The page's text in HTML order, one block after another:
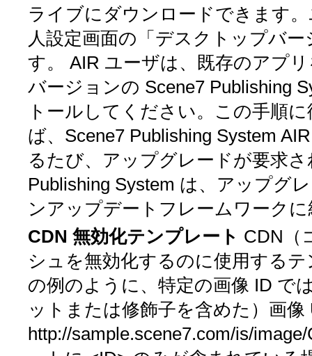
ライブにダウンロードできます
人設定画面の「デスクトップバ
す。 AIR ユーザは、既存のアプ
バージョンの Scene7 Publishing
トールしてください。この手順
ば、Scene7 Publishing System
るたび、アップグレードが要求
Publishing System は、アップグ
ンアップデートフレームワーク
CDN 無効化テンプレート CDN（
シュを無効化するのに使用する
の例のように、特定の画像 ID で
ットまたは修飾子を含めた）画
http://sample.scene7.com/is/